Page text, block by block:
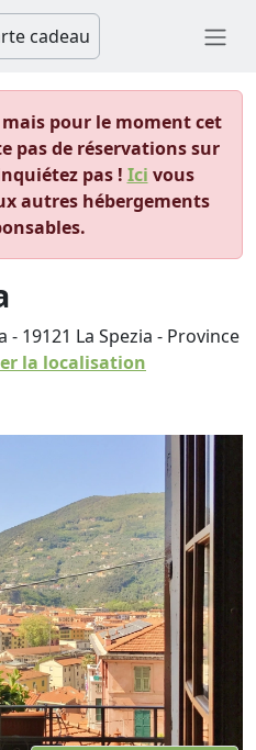
cadeau
pour le moment cet
pas de réservations sur
pas ! Ici vous
autres hébergements
- 19121 La Spezia - Province
la localisation